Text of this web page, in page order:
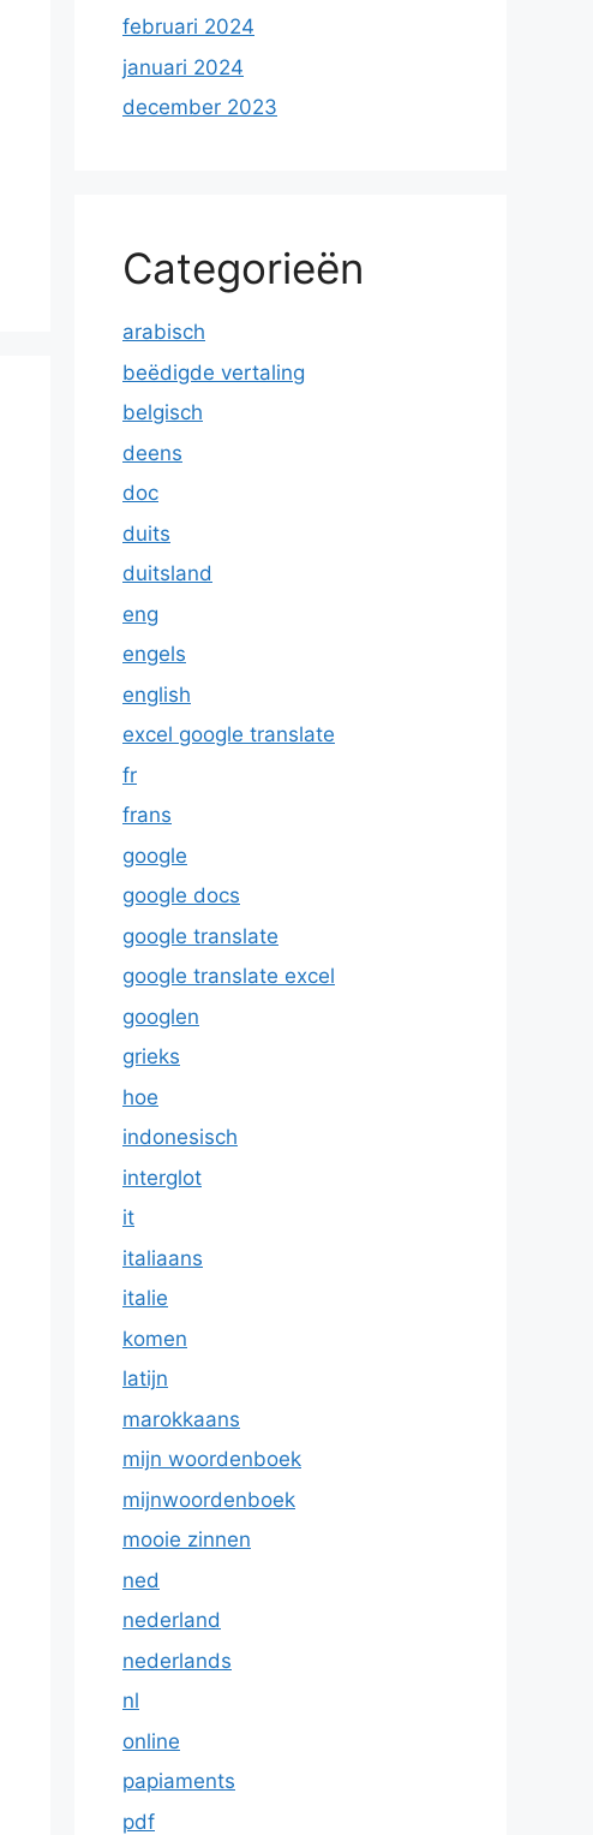
februari 2024
januari 2024
december 2023
Categorieën
arabisch
beëdigde vertaling
belgisch
deens
doc
duits
duitsland
eng
engels
english
excel google translate
fr
frans
google
google docs
google translate
google translate excel
googlen
grieks
hoe
indonesisch
interglot
it
italiaans
italie
komen
latijn
marokkaans
mijn woordenboek
mijnwoordenboek
mooie zinnen
ned
nederland
nederlands
nl
online
papiaments
pdf